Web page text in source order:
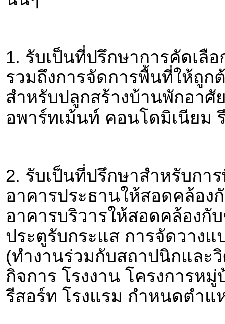
1. รับเป็นที่ปรึกษาการคัดเลื
รวมถึงการจัดการพื้นที่ให้ถูก
สำหรับปลูกสร้างบ้านพักอาศั
อพาร์ทเม้นท์ คอนโดมิเนียม
2. รับเป็นที่ปรึกษาสำหรับก
อาคารประธานให้สอดคล้อง
อาคารบริวารให้สอดคล้อง
ประตูรับกระแส การจัดวาง
(ทำงานร่วมกับสถาปนิกและ
กิจการ โรงงาน โครงการห
รีสอร์ท โรงแรม กำหนดตำแ